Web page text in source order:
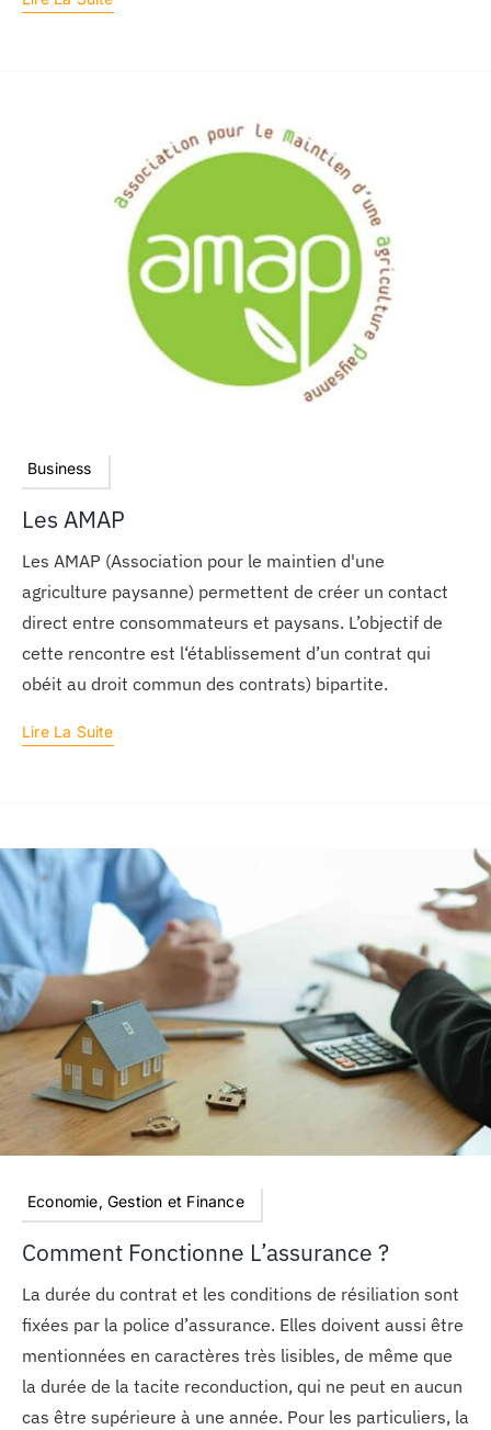
Business
Les AMAP
Les AMAP (Association pour le maintien d'une
agriculture paysanne) permettent de créer un contact
direct entre consommateurs et paysans. L’objectif de
cette rencontre est l‘établissement d’un contrat qui
obéit au droit commun des contrats) bipartite.
Lire La Suite
Economie, Gestion et Finance
Comment Fonctionne L’assurance ?
La durée du contrat et les conditions de résiliation sont
fixées par la police d’assurance. Elles doivent aussi être
mentionnées en caractères très lisibles, de même que
la durée de la tacite reconduction, qui ne peut en aucun
cas être supérieure à une année. Pour les particuliers, la